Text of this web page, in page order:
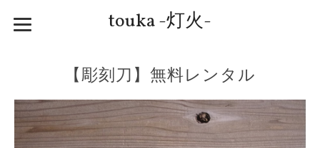
touka -灯火-
【彫刻刀】無料レンタル